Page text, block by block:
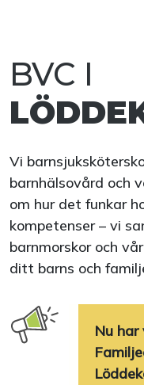
BVC I
Vi
barnhälsovård och
om hur det funkar
kompetenser – vi
barnmorskor och
ditt barns och
Nu